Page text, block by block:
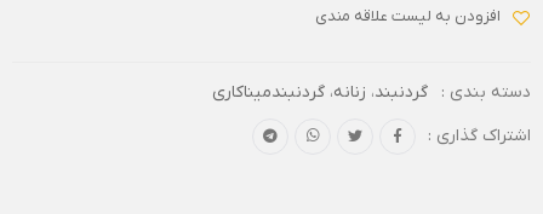
افزودن به لیست علاقه مندی
دسته بندی : گردنبند، زنانه، گردنبندمیناکاری
اشتراک گذاری :